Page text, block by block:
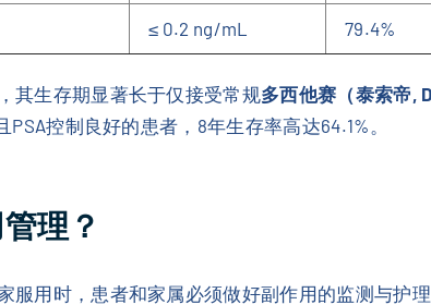
≤ 0.2 ng/mL 79.4%
其生存期显著长于仅接受常规多西他赛（泰索帝,
控制良好的患者，8年生存率高达64.1%。
理？
服用时，患者和家属必须做好副作用的监测与护